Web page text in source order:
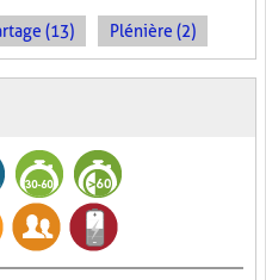
(13) Plénière (2)